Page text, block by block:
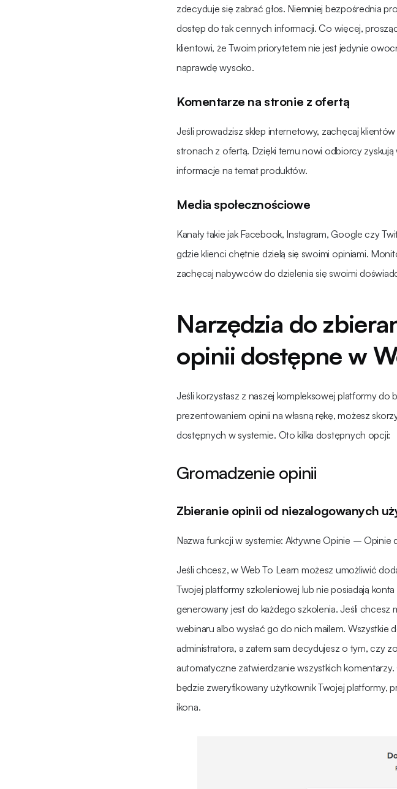
zdecyduje się zabrać głos. Niemniej bezpośrednia
dostęp do tak cennych informacji. Co więcej,
klientowi, że Twoim priorytetem nie jest jedynie
naprawdę wysoko.
Komentarze na stronie z ofertą
Jeśli prowadzisz sklep internetowy, zachęcaj
stronach z ofertą. Dzięki temu nowi odbiorcy
informacje na temat produktów.
Media społecznościowe
Kanały takie jak Facebook, Instagram, Google czy
gdzie klienci chętnie dzielą się swoimi opiniami.
zachęcaj nabywców do dzielenia się swoimi
Narzędzia do
opinii dostępne w
Jeśli korzystasz z naszej kompleksowej platformy
prezentowaniem opinii na własną rękę, możesz
dostępnych w systemie. Oto kilka dostępnych opcji:
Gromadzenie opinii
Zbieranie opinii od niezalogowanych
Nazwa funkcji w systemie: Aktywne Opinie – Opinie
Jeśli chcesz, w Web To Learn możesz umożliwić
Twojej platformy szkoleniowej lub nie posiadają
generowany jest do każdego szkolenia. Jeśli chcesz
webinaru albo wysłać go do nich mailem.
administratora, a zatem sam decydujesz o tym, czy
automatyczne zatwierdzanie wszystkich
będzie zweryfikowany użytkownik Twojej platformy,
ikona.